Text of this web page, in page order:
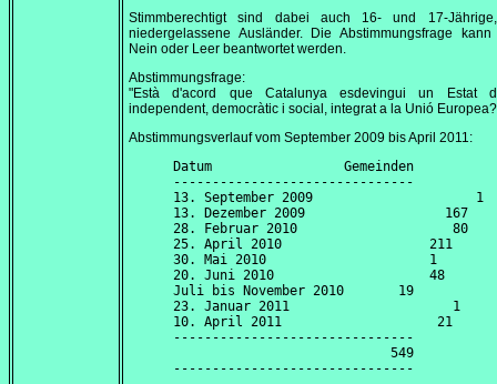
Stimmberechtigt sind dabei auch 16- und 17-
niedergelassene Ausländer. Die Abstimmungsfrage
Nein oder Leer beantwortet werden.
Abstimmungsfrage:
"Està d'acord que Catalunya esdevingui un Estat
independent, democràtic i social, integrat a la Unió
Abstimmungsverlauf vom September 2009 bisApril 2011:
Datum                 Gemeinden
13. September 2009
13. Dezember 2009
28. Februar 2010
25. April 2010
30. Mai 2010
20. Juni 2010
                    48
Juli bis
November 2010
23. Januar 2011
10. April 2011
                    21
-------------------------------
                            549